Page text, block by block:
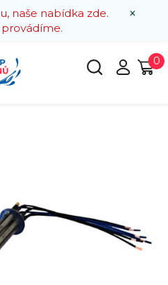
×
naše nabídka zde.
0